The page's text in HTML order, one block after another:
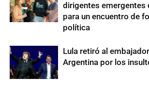
dirigentes emergentes
para un encuentro de
política
Lula retiró al
Argentina por los